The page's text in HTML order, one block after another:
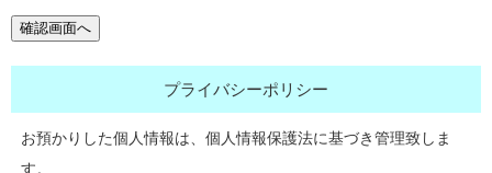
プライバシーポリシー
お預かりした個人情報は、個人情報保護法に基づき管理致しま
す。